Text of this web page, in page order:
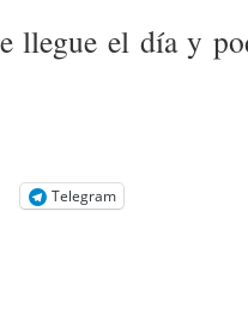
llegue el día y
Telegram